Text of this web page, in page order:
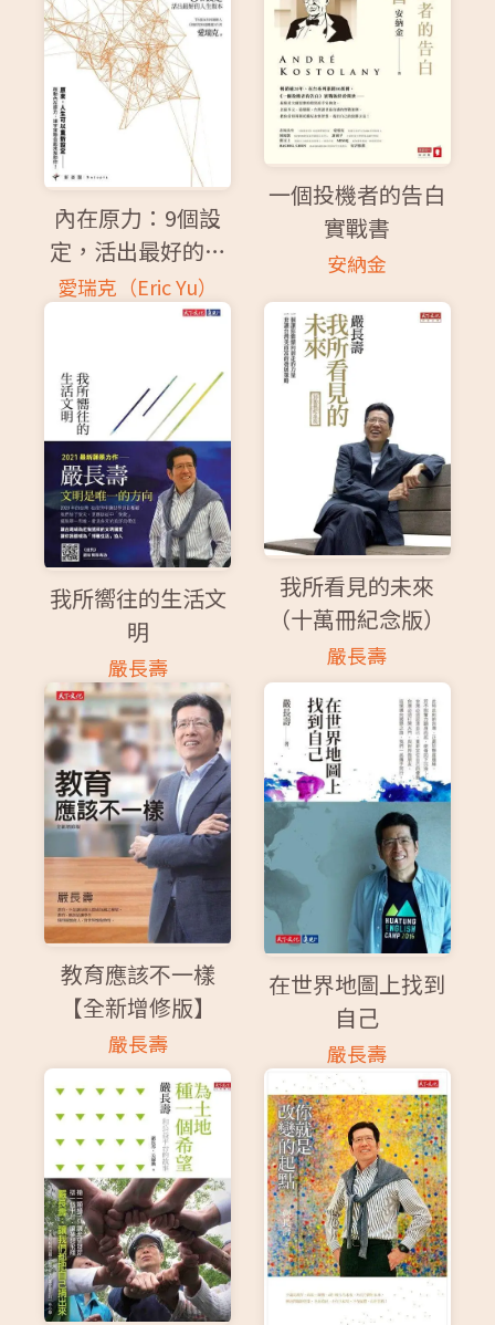
內在原力：9個設
定，活出最好的人
生版本
愛瑞克（Eric Yu）
一個投機者的告白
實戰書
安納金
我所嚮往的生活文
明
嚴長壽
我所看見的未來
（十萬冊紀念版）
嚴長壽
教育應該不一樣
【全新增修版】
嚴長壽
在世界地圖上找到
自己
嚴長壽